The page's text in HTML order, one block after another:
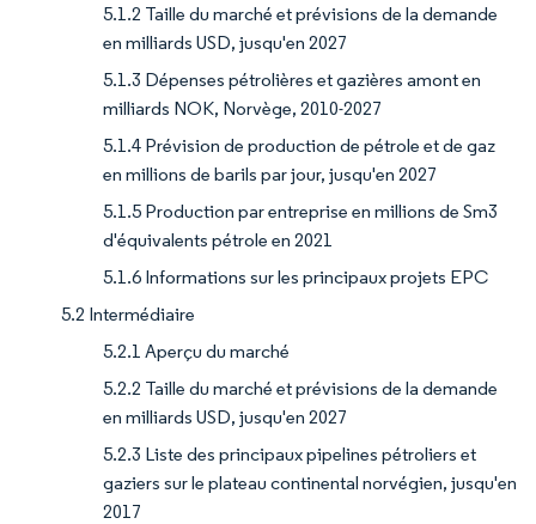
5.1.2 Taille du marché et prévisions de la demande
en milliards USD, jusqu'en 2027
5.1.3 Dépenses pétrolières et gazières amont en
milliards NOK, Norvège, 2010-2027
5.1.4 Prévision de production de pétrole et de gaz
en millions de barils par jour, jusqu'en 2027
5.1.5 Production par entreprise en millions de Sm3
d'équivalents pétrole en 2021
5.1.6 Informations sur les principaux projets EPC
5.2 Intermédiaire
5.2.1 Aperçu du marché
5.2.2 Taille du marché et prévisions de la demande
en milliards USD, jusqu'en 2027
5.2.3 Liste des principaux pipelines pétroliers et
gaziers sur le plateau continental norvégien, jusqu'en
2017